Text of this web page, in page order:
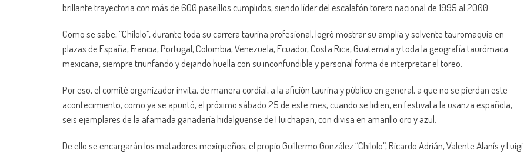
brillante trayectoria con más de 600 paseíllos cumplidos, siendo líder del escalafón torero nacional de 1995 al 2000.
Como se sabe, “Chilolo”, durante toda su carrera taurina profesional, logró mostrar su amplia y solvente tauromaquia en
plazas de España, Francia, Portugal, Colombia, Venezuela, Ecuador, Costa Rica, Guatemala y toda la geografía taurómaca
mexicana, siempre triunfando y dejando huella con su inconfundible y personal forma de interpretar el toreo.
Por eso, el comité organizador invita, de manera cordial, a la afición taurina y público en general, a que no se pierdan este
acontecimiento, como ya se apuntó, el próximo sábado 25 de este mes, cuando se lidien, en festival a la usanza española,
seis ejemplares de la afamada ganadería hidalguense de Huichapan, con divisa en amarillo oro y azul.
De ello se encargarán los matadores mexiqueños, el propio Guillermo González “Chilolo”, Ricardo Adrián, Valente Alanís y Luigi